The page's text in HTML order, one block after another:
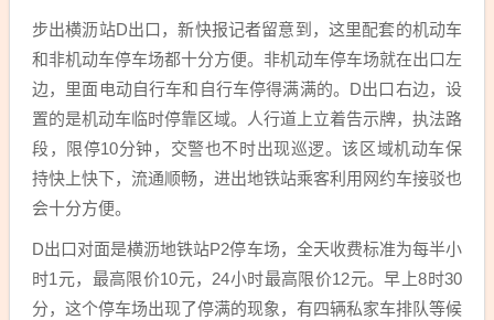
步出横沥站D出口，新快报记者留意到，这里配套的机动车
和非机动车停车场都十分方便。非机动车停车场就在出口左
边，里面电动自行车和自行车停得满满的。D出口右边，设
置的是机动车临时停靠区域。人行道上立着告示牌，执法路
段，限停10分钟，交警也不时出现巡逻。该区域机动车保
持快上快下，流通顺畅，进出地铁站乘客利用网约车接驳也
会十分方便。
D出口对面是横沥地铁站P2停车场，全天收费标准为每半小
时1元，最高限价10元，24小时最高限价12元。早上8时30
分，这个停车场出现了停满的现象，有四辆私家车排队等候